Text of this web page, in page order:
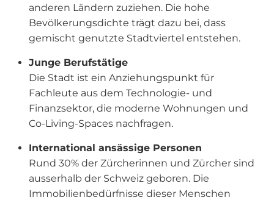
anderen Ländern zuziehen. Die hohe
Bevölkerungsdichte trägt dazu bei, dass
gemischt genutzte Stadtviertel entstehen.
Junge Berufstätige
Die Stadt ist ein Anziehungspunkt für
Fachleute aus dem Technologie- und
Finanzsektor, die moderne Wohnungen und
Co-Living-Spaces nachfragen.
International ansässige Personen
Rund 30% der Zürcherinnen und Zürcher sind
ausserhalb der Schweiz geboren. Die
Immobilienbedürfnisse dieser Menschen